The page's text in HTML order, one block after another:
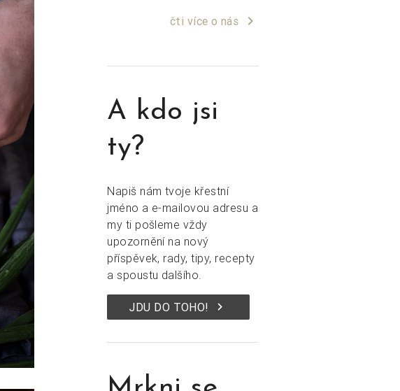
čti více o nás keyboard_arrow_right
A kdo jsi
ty?
Napiš nám tvoje křestní
jméno a e-mailovou adresu a
my ti pošleme vždy
upozornění na nový
příspěvek, rady, tipy, recepty
a spoustu dalšího.
keyboard_arrow_right
JDU DO TOHO!